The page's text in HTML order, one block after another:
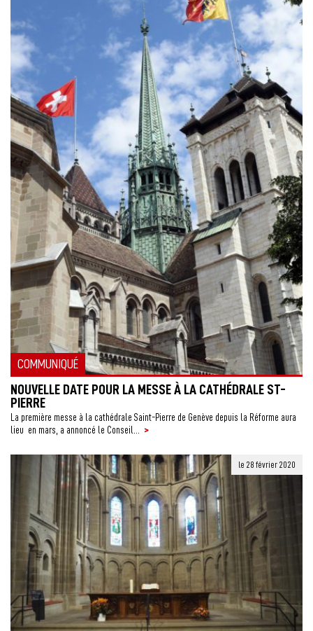
COMMUNIQUÉ
NOUVELLE DATE POUR LA MESSE À LA CATHÉDRALE ST-
PIERRE
La première messe à la cathédrale Saint-Pierre de Genève depuis la Réforme aura
lieu en mars, a annoncé le Conseil...
>
le 28 février 2020